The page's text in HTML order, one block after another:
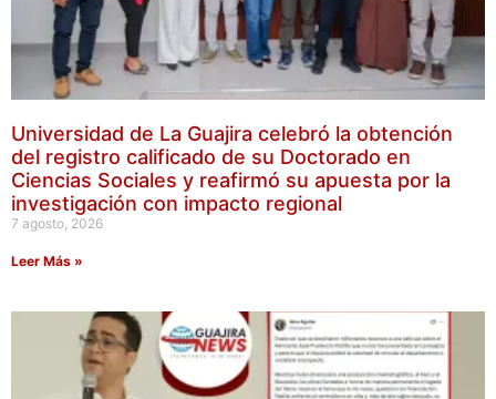
Universidad de La Guajira celebró la obtención
del registro calificado de su Doctorado en
Ciencias Sociales y reafirmó su apuesta por la
investigación con impacto regional
7 agosto, 2026
Leer Más »